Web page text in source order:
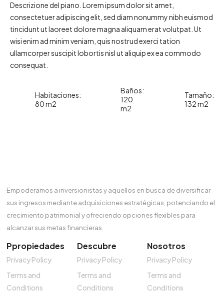
Descrizione del piano. Lorem ipsum dolor sit amet,
consectetuer adipiscing elit, sed diam nonummy nibh euismod
tincidunt ut laoreet dolore magna aliquam erat volutpat. Ut
wisi enim ad minim veniam, quis nostrud exerci tation
ullamcorper suscipit lobortis nisl ut aliquip ex ea commodo
consequat.
Habitaciones:
80 m2
Baños:
120
m2
Tamaño:
132 m2
Empoderamos a inversionistas y aquellos en busca de diversificar
sus ingresos mediante adquisiciones estratégicas, potenciando el
crecimiento patrimonial y ofreciendo opciones flexibles para
alcanzar sus metas financieras.
Ppropiedades
Privacy Policy
Terms and
Conditions
Descubre
Privacy Policy
Terms and
Conditions
Nosotros
Privacy Policy
Terms and
Conditions